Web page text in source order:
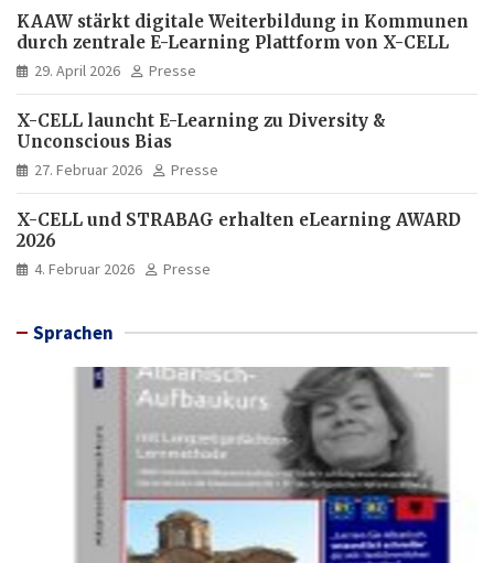
KAAW stärkt digitale Weiterbildung in Kommunen
durch zentrale E-Learning Plattform von X-CELL
29. April 2026 Presse
X-CELL launcht E-Learning zu Diversity &
Unconscious Bias
27. Februar 2026 Presse
X-CELL und STRABAG erhalten eLearning AWARD
2026
4. Februar 2026 Presse
Sprachen